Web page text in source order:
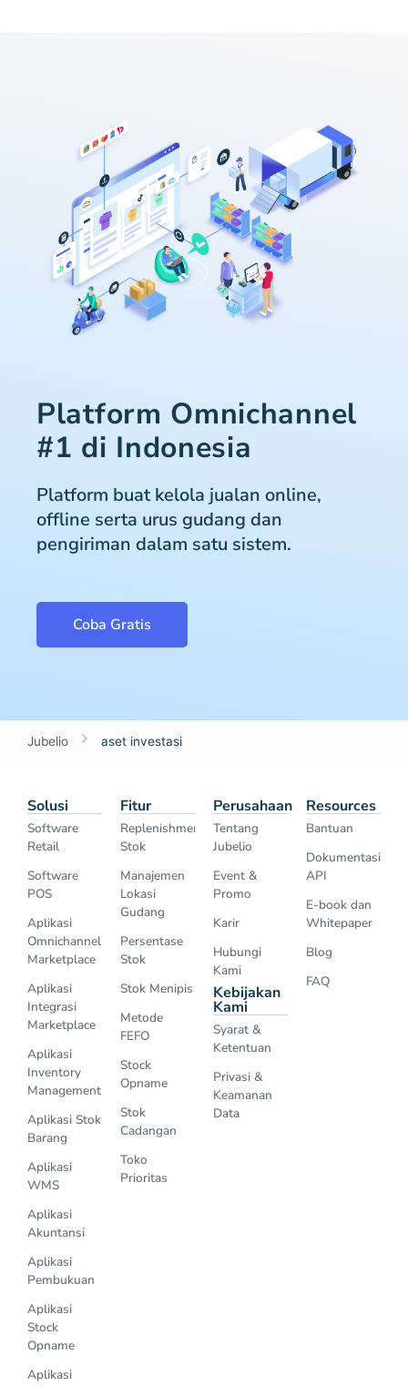
Platform Omnichannel
#1 di Indonesia
Platform buat kelola jualan online,
offline serta urus gudang dan
pengiriman dalam satu sistem.
Coba Gratis
Jubelio aset investasi
Solusi
Software
Retail
Software
POS
Aplikasi
Omnichannel
Marketplace
Aplikasi
Integrasi
Marketplace
Aplikasi
Inventory
Management
Aplikasi Stok
Barang
Aplikasi
WMS
Aplikasi
Akuntansi
Aplikasi
Pembukuan
Aplikasi
Stock
Opname
Aplikasi
Fitur
Replenishment
Stok
Manajemen
Lokasi
Gudang
Persentase
Stok
Stok Menipis
Metode
FEFO
Stock
Opname
Stok
Cadangan
Toko
Prioritas
Perusahaan
Tentang
Jubelio
Event &
Promo
Karir
Hubungi
Kami
Kebijakan
Kami
Syarat &
Ketentuan
Privasi &
Keamanan
Data
Resources
Bantuan
Dokumentasi
API
E-book dan
Whitepaper
Blog
FAQ